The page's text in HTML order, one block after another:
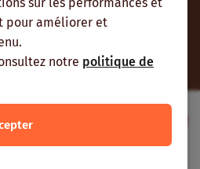
pour améliorer et
notre politique de
de l’Agence